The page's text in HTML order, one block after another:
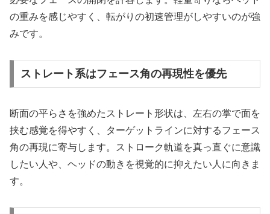
の重みを感じやすく、転がりの初速管理がしやすいのが強
みです。
ストレート系はフェース角の再現性を優先
断面の平らさを強めたストレート形状は、左右の掌で面を
挟む感覚を得やすく、ターゲットラインに対するフェース
角の再現に寄与します。ストローク軌道を真っ直ぐに意識
したい人や、ヘッドの動きを視覚的に抑えたい人に向きま
す。